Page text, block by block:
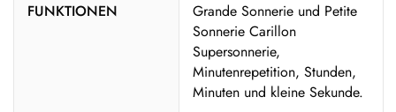
FUNKTIONEN
Grande Sonnerie und Petite
Sonnerie Carillon
Supersonnerie,
Minutenrepetition, Stunden,
Minuten und kleine Sekunde.